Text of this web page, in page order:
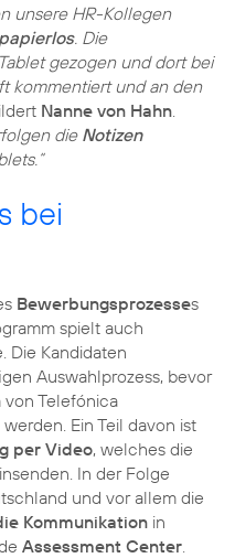
unsere HR-Kollegen
. Die
gezogen und dort bei
kommentiert und an den
Nanne von Hahn
die Notizen
bei
Bewerbungsprozesses
spielt auch
Die Kandidaten
Auswahlprozess, bevor
von Telefónica
Ein Teil davon ist
per Video, welches die
In der Folge
und vor allem die
Kommunikation in
Assessment Center